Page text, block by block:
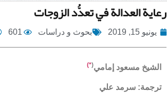
رعاية العدالة في تعدُّد الزوجات
يونيو 15, 2019 بحوث و دراسات 601
الشيخ مسعود إمامي(
*)
ترجمة: سرمد علي